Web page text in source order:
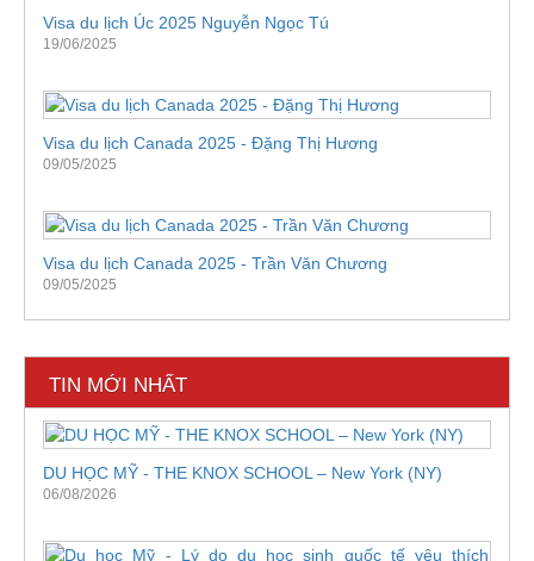
Visa du lịch Úc 2025 Nguyễn Ngọc Tú
19/06/2025
Visa du lịch Canada 2025 - Đặng Thị Hương
09/05/2025
Visa du lịch Canada 2025 - Trần Văn Chương
09/05/2025
TIN MỚI NHẤT
DU HỌC MỸ - THE KNOX SCHOOL – New York (NY)
06/08/2026